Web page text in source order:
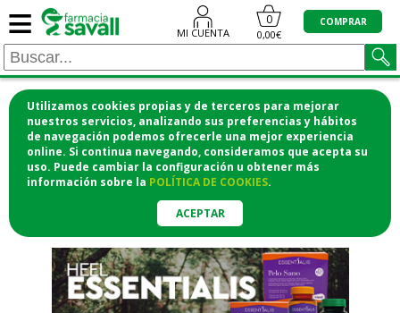
Utilizamos cookies propias y de terceros para mejorar
nuestros servicios, analizando sus preferencias y hábitos
de navegación podemos ofrecerle una mejor experiencia
online. Si continua navegando, consideramos que acepta su
uso. Puede cambiar la configuración u obtener más
información sobre la POLÍTICA DE COOKIES.
ACEPTAR
≡ MI CUENTA
0
0,00€
COMPRAR
¡COMPRA CÓMODAMENTE
DESDE CASA Y RECOGE EN LA
FARMACIA!o si lo prefieres te lo mandamos
a casa